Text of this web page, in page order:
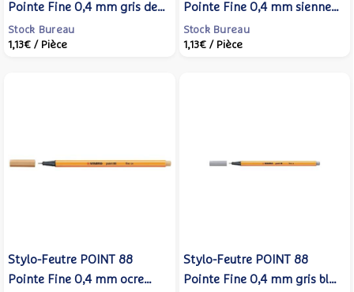
Pointe Fine 0,4 mm gris de
payne - STABILO
Stock Bureau
1,13€ / Pièce
Pointe Fine 0,4 mm sienne
brûlée - STABILO
Stock Bureau
1,13€ / Pièce
Stylo-Feutre POINT 88
Pointe Fine 0,4 mm ocre
Stylo-Feutre POINT 88
Pointe Fine 0,4 mm gris bleu